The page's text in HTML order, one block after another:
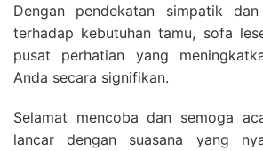
Dengan pendekatan simpatik
terhadap kebutuhan tamu, sofa
pusat perhatian yang
Anda secara signifikan.
Selamat mencoba dan semoga
lancar dengan suasana yang